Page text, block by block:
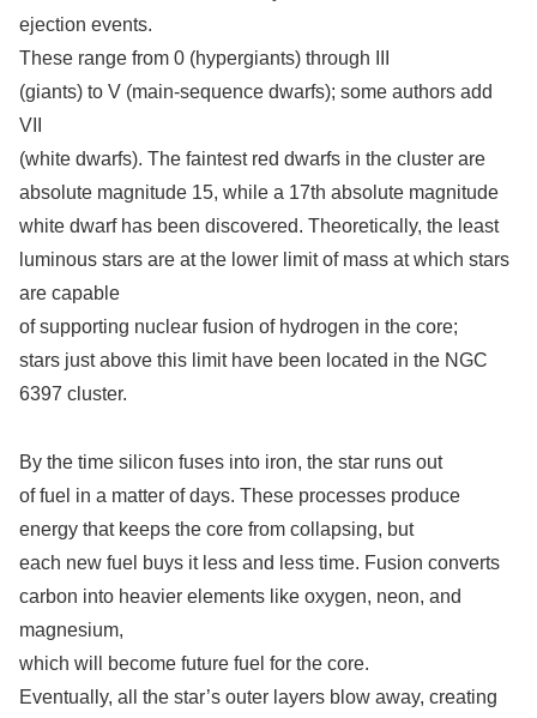
ejection events.
These range from 0 (hypergiants) through III
(giants) to V (main-sequence dwarfs); some authors add
VII
(white dwarfs). The faintest red dwarfs in the cluster are
absolute magnitude 15, while a 17th absolute magnitude
white dwarf has been discovered. Theoretically, the least
luminous stars are at the lower limit of mass at which stars
are capable
of supporting nuclear fusion of hydrogen in the core;
stars just above this limit have been located in the NGC
6397 cluster.
By the time silicon fuses into iron, the star runs out
of fuel in a matter of days. These processes produce
energy that keeps the core from collapsing, but
each new fuel buys it less and less time. Fusion converts
carbon into heavier elements like oxygen, neon, and
magnesium,
which will become future fuel for the core.
Eventually, all the star’s outer layers blow away, creating